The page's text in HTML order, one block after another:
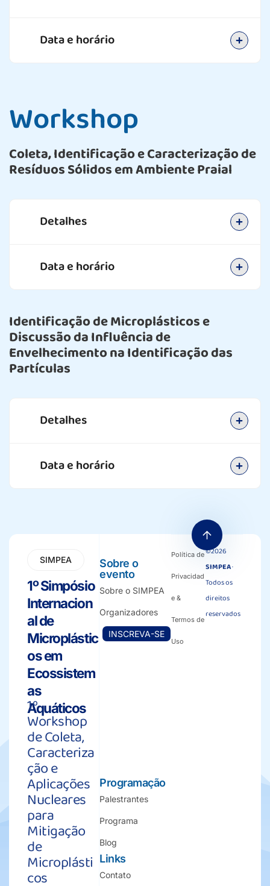
Data e horário
Workshop
Coleta, Identificação e Caracterização de
Resíduos Sólidos em Ambiente Praial
Detalhes
Data e horário
Identificação de Microplásticos e
Discussão da Influência de
Envelhecimento na Identificação das
Partículas
Detalhes
Data e horário
SIMPEA
1º Simpósio
Internacion
al de
Microplástic
os em
Ecossistem
as
Aquáticos
1º
Workshop
de Coleta,
Caracteriza
ção e
Aplicações
Nucleares
para
Mitigação
de
Microplásti
cos
Sobre o
evento
Sobre o SIMPEA
Organizadores
INSCREVA-SE
Programação
Palestrantes
Programa
Blog
Links
Contato
Política de
Privacidad
e &
Termos de
Uso
©2026
SIMPEA·
Todos os
direitos
reservados